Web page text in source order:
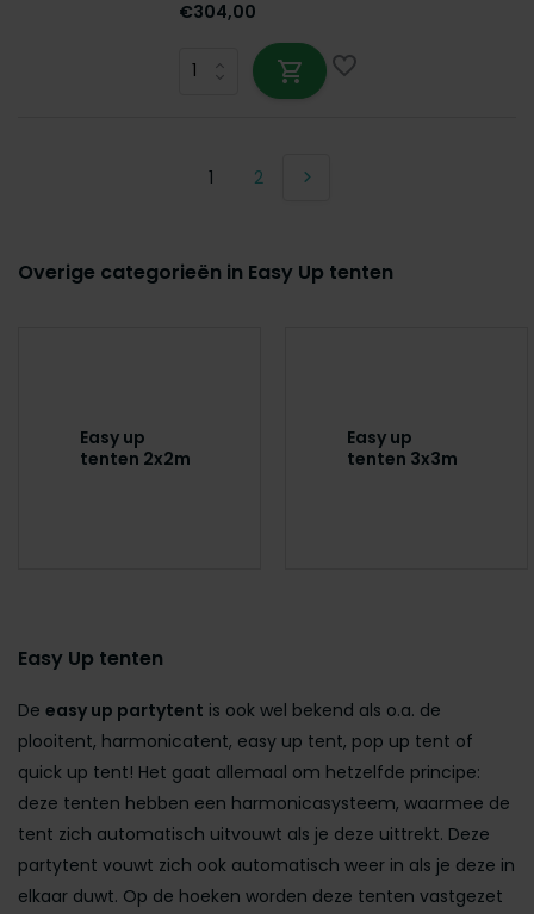
€304,00
1 2
Overige categorieën in Easy Up tenten
Easy up
tenten 2x2m
Easy up
tenten 3x3m
Easy Up tenten
De easy up partytent is ook wel bekend als o.a. de
plooitent, harmonicatent, easy up tent, pop up tent of
quick up tent! Het gaat allemaal om hetzelfde principe:
deze tenten hebben een harmonicasysteem, waarmee de
tent zich automatisch uitvouwt als je deze uittrekt. Deze
partytent vouwt zich ook automatisch weer in als je deze in
elkaar duwt. Op de hoeken worden deze tenten vastgezet